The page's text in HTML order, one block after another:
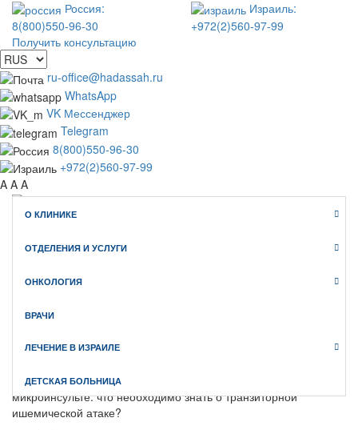
Россия:
8(800)550-96-30
Израиль:
+972(2)560-97-99
Получить консультацию
ru-office@hadassah.ru
WhatsApp
VK Мессенджер
Telegram
8(800)550-96-30
+972(2)560-97-99
A A A
WhatsApp
VK Мессенджер
О КЛИНИКЕ
ОТДЕЛЕНИЯ И УСЛУГИ
ОНКОЛОГИЯ
ВРАЧИ
ЛЕЧЕНИЕ В ИЗРАИЛЕ
ДЕТСКАЯ БОЛЬНИЦА
Главная // O клинике
микроинсульте: что необходимо знать о транзиторной
ишемической атаке?